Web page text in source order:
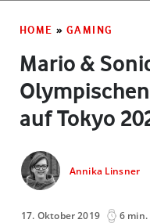
HOME » GAMING
Mario &
auf Tokyo
Annika Linsner
17. Oktober 2019 6 min.